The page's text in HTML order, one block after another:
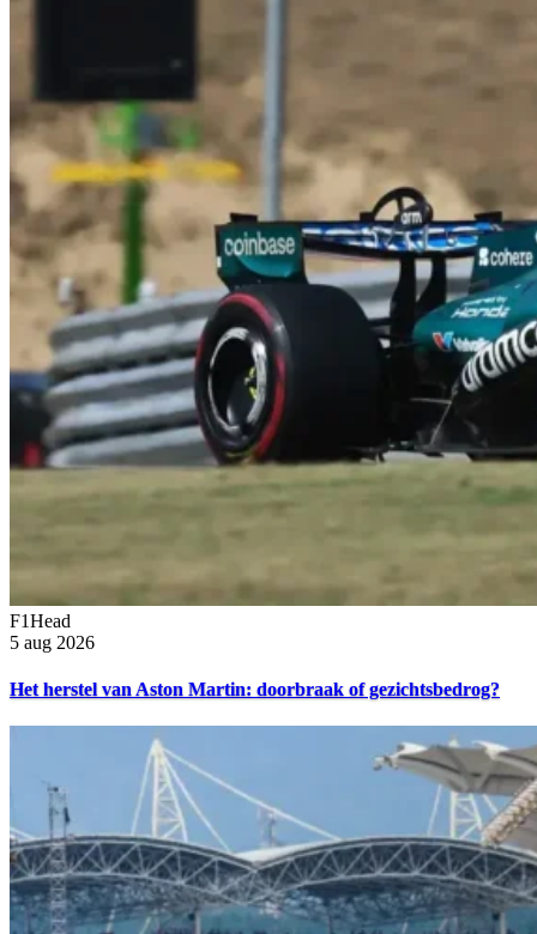
F1Head
5 aug 2026
Het herstel van Aston Martin: doorbraak of gezichtsbedrog?